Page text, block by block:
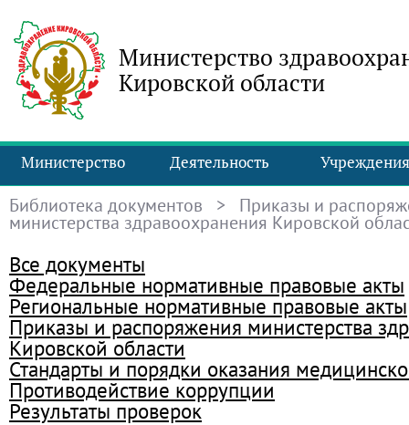
Министерство
Кировской области
Министерство Деятельность Учреждения
Библиотека документов > Приказы и
министерства здравоохранения Кировской
Все документы
Федеральные нормативные правовые акты
Региональные нормативные правовые акты
Приказы и распоряжения министерства
Кировской области
Стандарты и порядки оказания
Противодействие коррупции
Результаты проверок